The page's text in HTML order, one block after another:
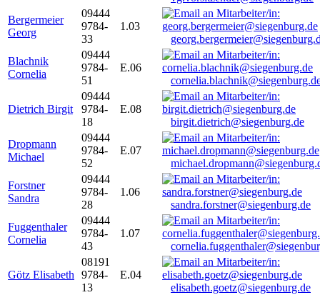
Bergermeier
Georg
09444
9784-
33
1.03
Blachnik
Cornelia
09444
9784-
51
E.06
Dietrich Birgit
09444
9784-
18
E.08
birgit.dietrich@siegenburg.de
Dropmann
Michael
09444
9784-
52
E.07
Forstner
Sandra
09444
9784-
28
1.06
sandra.forstner@siegenburg.de
Fuggenthaler
Cornelia
09444
9784-
43
1.07
Götz Elisabeth
08191
9784-
13
E.04
elisabeth.goetz@siegenburg.de